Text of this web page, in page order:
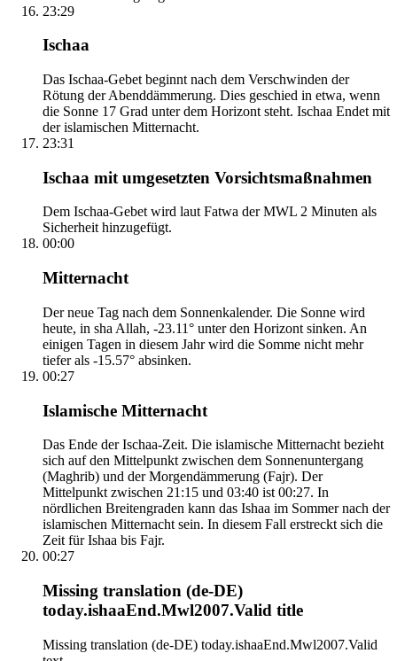
23:29
Ischaa
Das Ischaa-Gebet beginnt nach dem Verschwinden der
Rötung der Abenddämmerung. Dies geschied in etwa, wenn
die Sonne 17 Grad unter dem Horizont steht. Ischaa Endet mit
der islamischen Mitternacht.
23:31
Ischaa mit umgesetzten Vorsichtsmaßnahmen
Dem Ischaa-Gebet wird laut Fatwa der MWL 2 Minuten als
Sicherheit hinzugefügt.
00:00
Mitternacht
Der neue Tag nach dem Sonnenkalender. Die Sonne wird
heute, in sha Allah, -23.11° unter den Horizont sinken. An
einigen Tagen in diesem Jahr wird die Somme nicht mehr
tiefer als -15.57° absinken.
00:27
Islamische Mitternacht
Das Ende der Ischaa-Zeit. Die islamische Mitternacht bezieht
sich auf den Mittelpunkt zwischen dem Sonnenuntergang
(Maghrib) und der Morgendämmerung (Fajr). Der
Mittelpunkt zwischen 21:15 und 03:40 ist 00:27. In
nördlichen Breitengraden kann das Ishaa im Sommer nach der
islamischen Mitternacht sein. In diesem Fall erstreckt sich die
Zeit für Ishaa bis Fajr.
00:27
Missing translation (de-DE)
today.ishaaEnd.Mwl2007.Valid title
Missing translation (de-DE) today.ishaaEnd.Mwl2007.Valid